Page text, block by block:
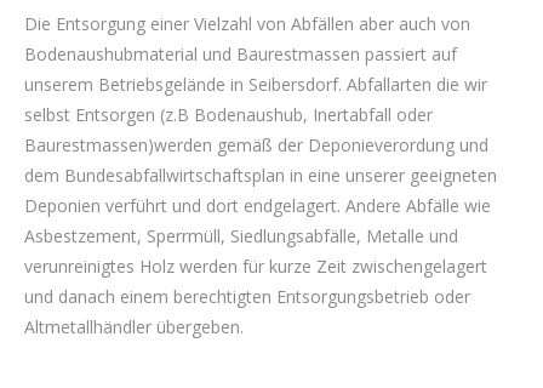
Die Entsorgung einer Vielzahl von Abfällen aber auch von
Bodenaushubmaterial und Baurestmassen passiert auf
unserem Betriebsgelände in Seibersdorf. Abfallarten die wir
selbst Entsorgen (z.B Bodenaushub, Inertabfall oder
Baurestmassen)werden gemäß der Deponieverordung und
dem Bundesabfallwirtschaftsplan in eine unserer geeigneten
Deponien verführt und dort endgelagert. Andere Abfälle wie
Asbestzement, Sperrmüll, Siedlungsabfälle, Metalle und
verunreinigtes Holz werden für kurze Zeit zwischengelagert
und danach einem berechtigten Entsorgungsbetrieb oder
Altmetallhändler übergeben.